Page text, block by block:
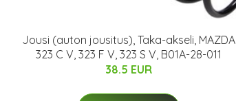
Jousi (auton jousitus), Taka-akseli, MAZDA
323 C V, 323 F V, 323 S V, B01A-28-011
38.5 EUR